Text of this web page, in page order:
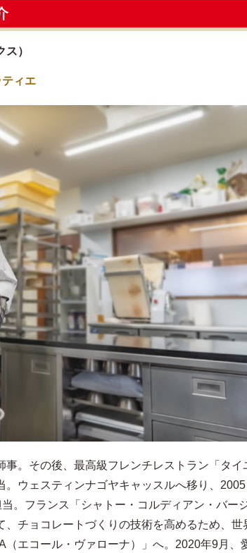
）
ィエ
事。その後、最高級フレンチレストラン「タイ
ウェスティンナゴヤキャッスルへ移り、2005
。フランス「シャトー・コルディアン・バー
チョコレートづくりの技術を高めるため、世
（エコール・ヴァローナ）」へ。2020年9月、